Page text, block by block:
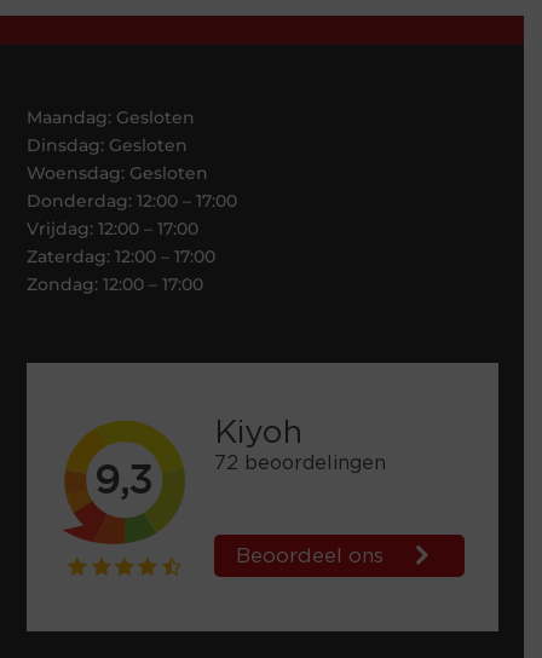
Maandag: Gesloten
Dinsdag: Gesloten
Woensdag: Gesloten
Donderdag: 12:00 – 17:00
Vrijdag: 12:00 – 17:00
Zaterdag: 12:00 – 17:00
Zondag: 12:00 – 17:00